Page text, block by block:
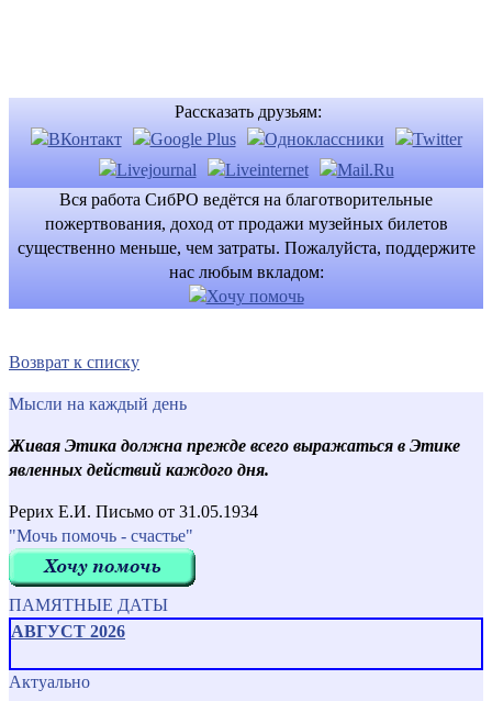
Рассказать друзьям:
Вся работа СибРО ведётся на благотворительные
пожертвования, доход от продажи музейных билетов
существенно меньше, чем затраты. Пожалуйста, поддержите
нас любым вкладом:
Возврат к списку
Мысли на каждый день
Живая Этика должна прежде всего выражаться в Этике
явленных действий каждого дня.
Рерих Е.И. Письмо от 31.05.1934
"Мочь помочь - счастье"
ПАМЯТНЫЕ ДАТЫ
АВГУСТ 2026
Актуально